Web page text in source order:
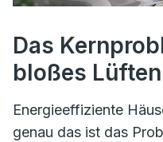
Das
bloßes
Energieeffiziente
genau das ist das